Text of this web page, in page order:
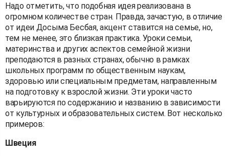
Надо отметить, что подобная идея реализована в
огромном количестве стран. Правда, зачастую, в отличие
от идеи Досыма Бесбая, акцент ставится на семье, но,
тем не менее, это близкая практика. Уроки семьи,
материнства и других аспектов семейной жизни
преподаются в разных странах, обычно в рамках
школьных программ по общественным наукам,
здоровью или специальным предметам, направленным
на подготовку к взрослой жизни. Эти уроки часто
варьируются по содержанию и названию в зависимости
от культурных и образовательных систем. Вот несколько
примеров:
Швеция